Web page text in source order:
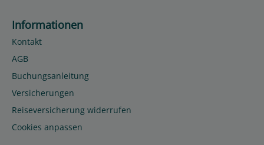
Informationen
Kontakt
AGB
Buchungsanleitung
Versicherungen
Reiseversicherung widerrufen
Cookies anpassen